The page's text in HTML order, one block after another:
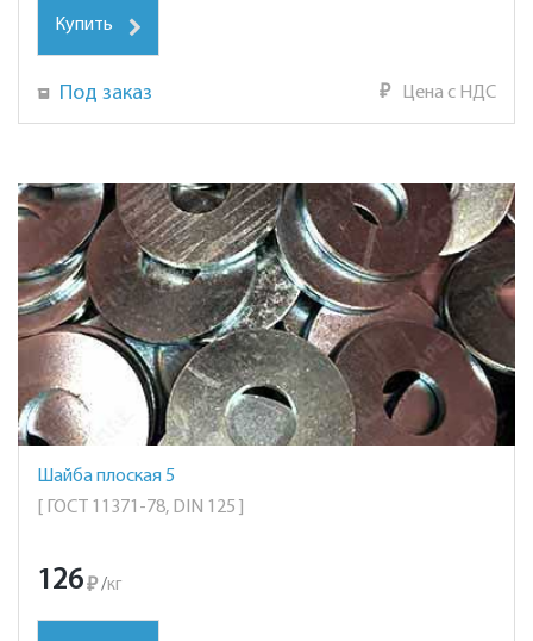
Купить
Под заказ ₽ Цена с НДС
Шайба плоская 5
[ ГОСТ 11371-78, DIN 125 ]
126₽ /кг